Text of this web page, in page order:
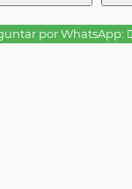
por WhatsApp: